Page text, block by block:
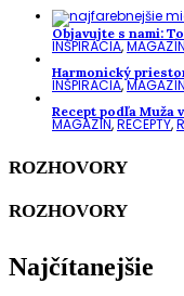
Objavujte s nami:
INŠPIRÁCIA,
Harmonický
INŠPIRÁCIA,
Recept podľa Muža
MAGAZÍN,RECEPTY,
ROZHOVORY
ROZHOVORY
Najčítanejšie